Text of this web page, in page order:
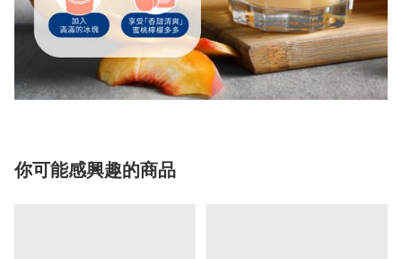
你可能感興趣的商品